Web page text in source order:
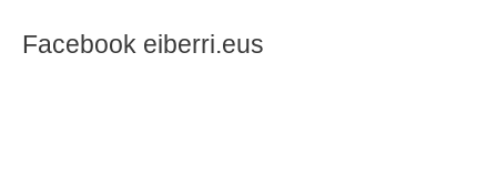
Facebook eiberri.eus